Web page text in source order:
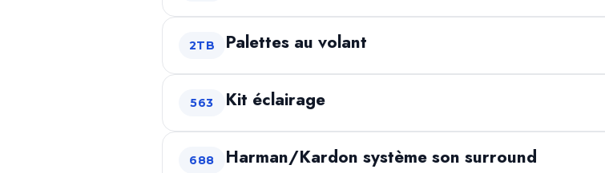
2TB Palettes au volant
563 Kit éclairage
688 Harman/Kardon système son surround